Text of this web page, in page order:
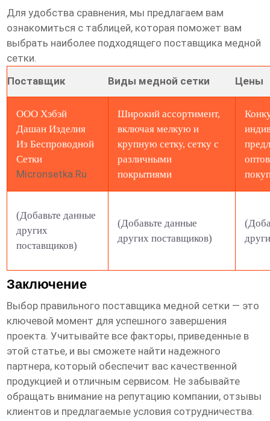
Для удобства сравнения, мы предлагаем вам
ознакомиться с таблицей, которая поможет вам
выбрать наиболее подходящего поставщика медной
сетки.
Поставщик
Виды медной сетки Цены
ООО Хэбэй
Дашан Изделия
Из Беспроводной
Сетки
Micronsetka.ru
Широкий ассортимент,
включая мелкую и
крупную сетку, сетку с
различными
покрытиями
(Добавьте данные
других
поставщиков)
(Добавьте данные
других поставщиков)
Заключение
Выбор правильного поставщика медной сетки — это
ключевой момент для успешного завершения
проекта. Учитывайте все факторы, приведенные в
этой статье, и вы сможете найти надежного
партнера, который обеспечит вас качественной
продукцией и отличным сервисом. Не забывайте
обращать внимание на репутацию компании, отзывы
клиентов и предлагаемые условия сотрудничества.